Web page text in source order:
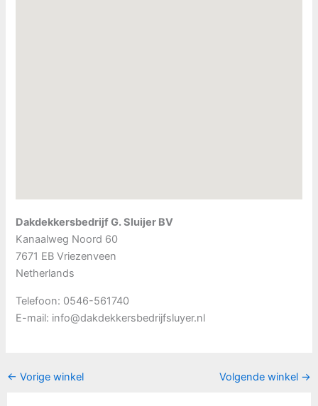
Dakdekkersbedrijf G. Sluijer BV
Kanaalweg Noord 60
7671 EBVriezenveen
Netherlands
Telefoon: 0546-561740
E-mail: info@dakdekkersbedrijfsluyer.nl
← Vorige winkel Volgende winkel →